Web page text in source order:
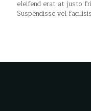
eleifend erat at justo
Suspendisse vel